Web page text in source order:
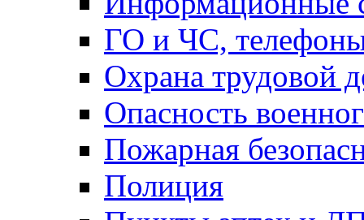
ГО и ЧС,
Охрана трудовой
Опасность
Пожарная
Полиция